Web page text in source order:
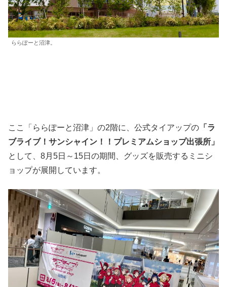
ららぽーと沼津。
ここ「ららぽーと沼津」の2階に、公式タイアップの 「ラ
ブライブ！サンシャイン！！プレミアムショップ出張所」
として、8月5日～15日の期間、グッズを販売するミニシ
ョップが展開しています。